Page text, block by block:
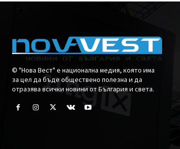
© "Нова Вест" е национална медия, която има
за цел да бъде обществено полезна и да
отразява всички новини от България и света.